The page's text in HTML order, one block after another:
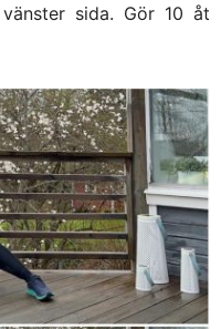
sida. Gör 10 åt